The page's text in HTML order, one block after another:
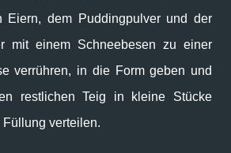
Eiern, dem Puddingpulver und der
mit einem Schneebesen zu einer
verrühren, in die Form geben und
restlichen Teig in kleine Stücke
Füllung verteilen.